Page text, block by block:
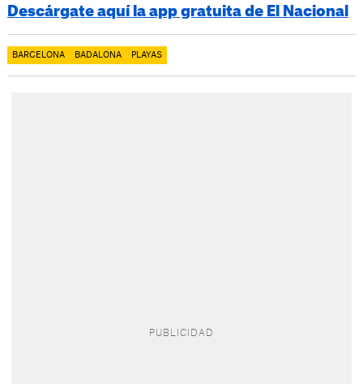
Descárgate aquí la app gratuita de El Nacional
BARCELONA BADALONA PLAYAS